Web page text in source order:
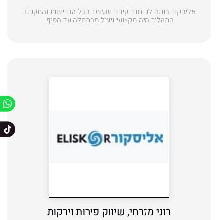
אליסקור בנתה לנו חדר קירור שעומד בכל הדרישות והתקנים.
התהליך היה מקצועי ויעיל מהתחלה עד הסוף.
רוני מזרחי, שיווק פירות וירקות